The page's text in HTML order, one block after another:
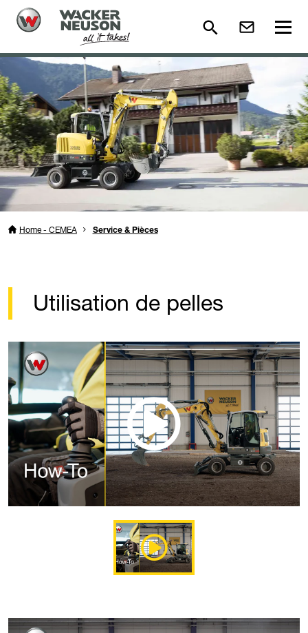
Home - CEMEA Service & Pièces
Utilisation de pelles